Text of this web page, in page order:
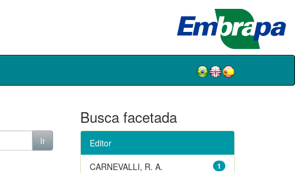
Busca facetada
Editor
1
CARNEVALLI, R. A.